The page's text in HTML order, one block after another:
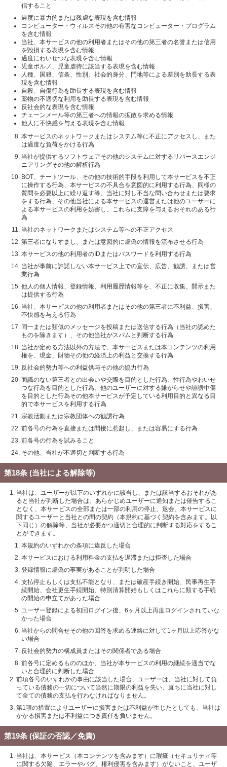
信すること
過度に暴力的または残虐な表現を含む情報
コンピューター・ウィルスその他の有害なコンピューター・プログラム
を含む情報
当社、本サービスの他の利用者またはその他の第三者の名誉または信用
を毀損する表現を含む情報
過度にわいせつな表現を含む情報
児童ポルノ、児童虐待に該当する表現を含む情報
人種、国籍、信条、性別、社会的身分、門地等による差別を助長する表
現を含む情報
自殺、自傷行為を助長する表現を含む情報
薬物の不適切な利用を助長する表現を含む情報
反社会的な表現を含む情報
チェーンメール等の第三者への情報の拡散を求める情報
他人に不快感を与える表現を含む情報
本サービスのネットワークまたはシステム等に不正にアクセスし、また
は過度な負荷をかける行為
当社が提供するソフトウェアその他のシステムに対するリバースエンジ
ニアリングその他の解析行為
BOT、チートツール、その他の技術的手段を利用して本サービスを不正
に操作する行為、本サービスの不具合を意図的に利用する行為、同様の
質問を必要以上に繰り返す等、当社に対し不当な問い合わせまたは要求
をする行為、その他当社による本サービスの運営または他のユーザーに
よる本サービスの利用を妨害し、これらに支障を与えるおそれのある行
為
当社のネットワークまたはシステム等への不正アクセス
第三者になりすまし、または意図的に虚偽の情報を流布させる行為
本サービスの他の利用者のIDまたはパスワードを利用する行為
当社が事前に許諾しない本サービス上での宣伝、広告、勧誘、または営
業行為
他人の個人情報、登録情報、利用履歴情報等を、不正に収集、開示また
は提供する行為
当社、本サービスの他の利用者またはその他の第三者に不利益、損害、
不快感を与える行為
同一または類似のメッセージを投稿または送信する行為（当社の認めた
ものを除きます）、その他当社がスパムと判断する行為
当社が定める方法以外の方法で、本サービスまたは本コンテンツの利用
権を、現金、財物その他の経済上の利益と交換する行為
反社会的勢力等への利益供与その他の協力行為
面識のない第三者との出会いや交際を目的とした行為、性行為やわいせ
つな行為を目的とした行為、他のユーザーに対する嫌がらせや誹謗中傷
を目的とした行為その他本サービスが予定している利用目的と異なる目
的で本サービスを利用する行為
宗教活動または宗教団体への勧誘行為
前各号の行為を直接または間接に惹起し、または容易にする行為
前各号の行為を試みること
その他、当社が不適切と判断する行為
第18条 (当社による解除等)
当社は、ユーザーが以下のいずれかに該当し、または該当するおそれがあ
ると当社が判断した場合は、あらかじめユーザーに通知または催告するこ
となく、本サービスの全部または一部の利用の停止、退会、本サービスに
関するユーザーと当社との間の契約（本規約に基づく契約を含みます。以
下同じ）の解除等、当社が必要かつ適切と合理的に判断する対応をするこ
とができます。
本規約のいずれかの条項に違反した場合
本サービスにおける利用料金の支払を遅滞または拒否した場合
登録情報に虚偽の事実があることが判明した場合
支払停止もしくは支払不能となり、または破産手続き開始、民事再生手
続開始、会社更生手続開始、特別清算開始もしくはこれらに類する手続
の開始の申立てがあった場合
ユーザー登録による初回ログイン後、6ヶ月以上再度ログインされていな
かった場合
当社からの問合せその他の回答を求める連絡に対して1ヶ月以上応答がな
い場合
反社会的勢力の構成員またはその関係者である場合
前各号に定めるもののほか、当社が本サービスの利用の継続を適当でな
いと合理的に判断した場合
前項各号のいずれかの事由に該当した場合、ユーザーは、当社に対して負
っている債務の一切について当然に期限の利益を失い、直ちに当社に対し
て全ての債務の支払を行わなければなりません。
第1項の措置によりユーザーに損害または不利益が生じたとしても、当社は
かかる損害または不利益につき責任を負いません。
第19条 (保証の否認／免責)
当社は、本サービス（本コンテンツを含みます）に瑕疵（セキュリティ等
に関する欠陥、エラーやバグ、権利侵害を含みます）がないこと、ユーザ